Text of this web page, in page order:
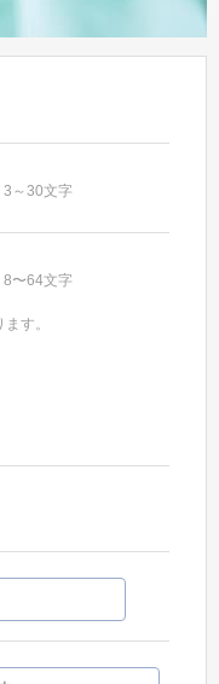
～30文字
〜64文字
す。